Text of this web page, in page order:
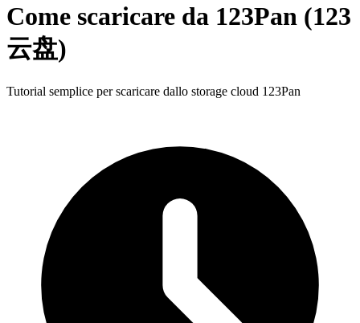
Come scaricare da 123Pan (123
云盘)
Tutorial semplice per scaricare dallo storage cloud 123Pan